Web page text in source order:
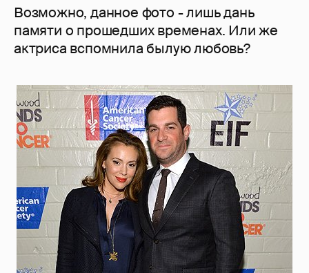
Возможно, данное фото - лишь дань
памяти о прошедших временах. Или же
актриса вспомнила былую любовь?